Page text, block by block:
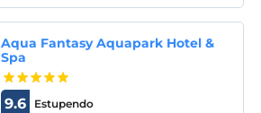
Aqua Fantasy Aquapark Hotel &
Spa
Estupendo
9.6